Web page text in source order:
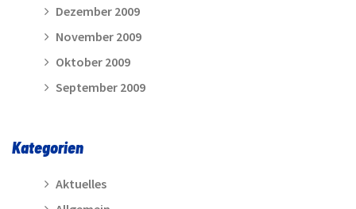
Dezember 2009
November 2009
Oktober 2009
September 2009
Kategorien
Aktuelles